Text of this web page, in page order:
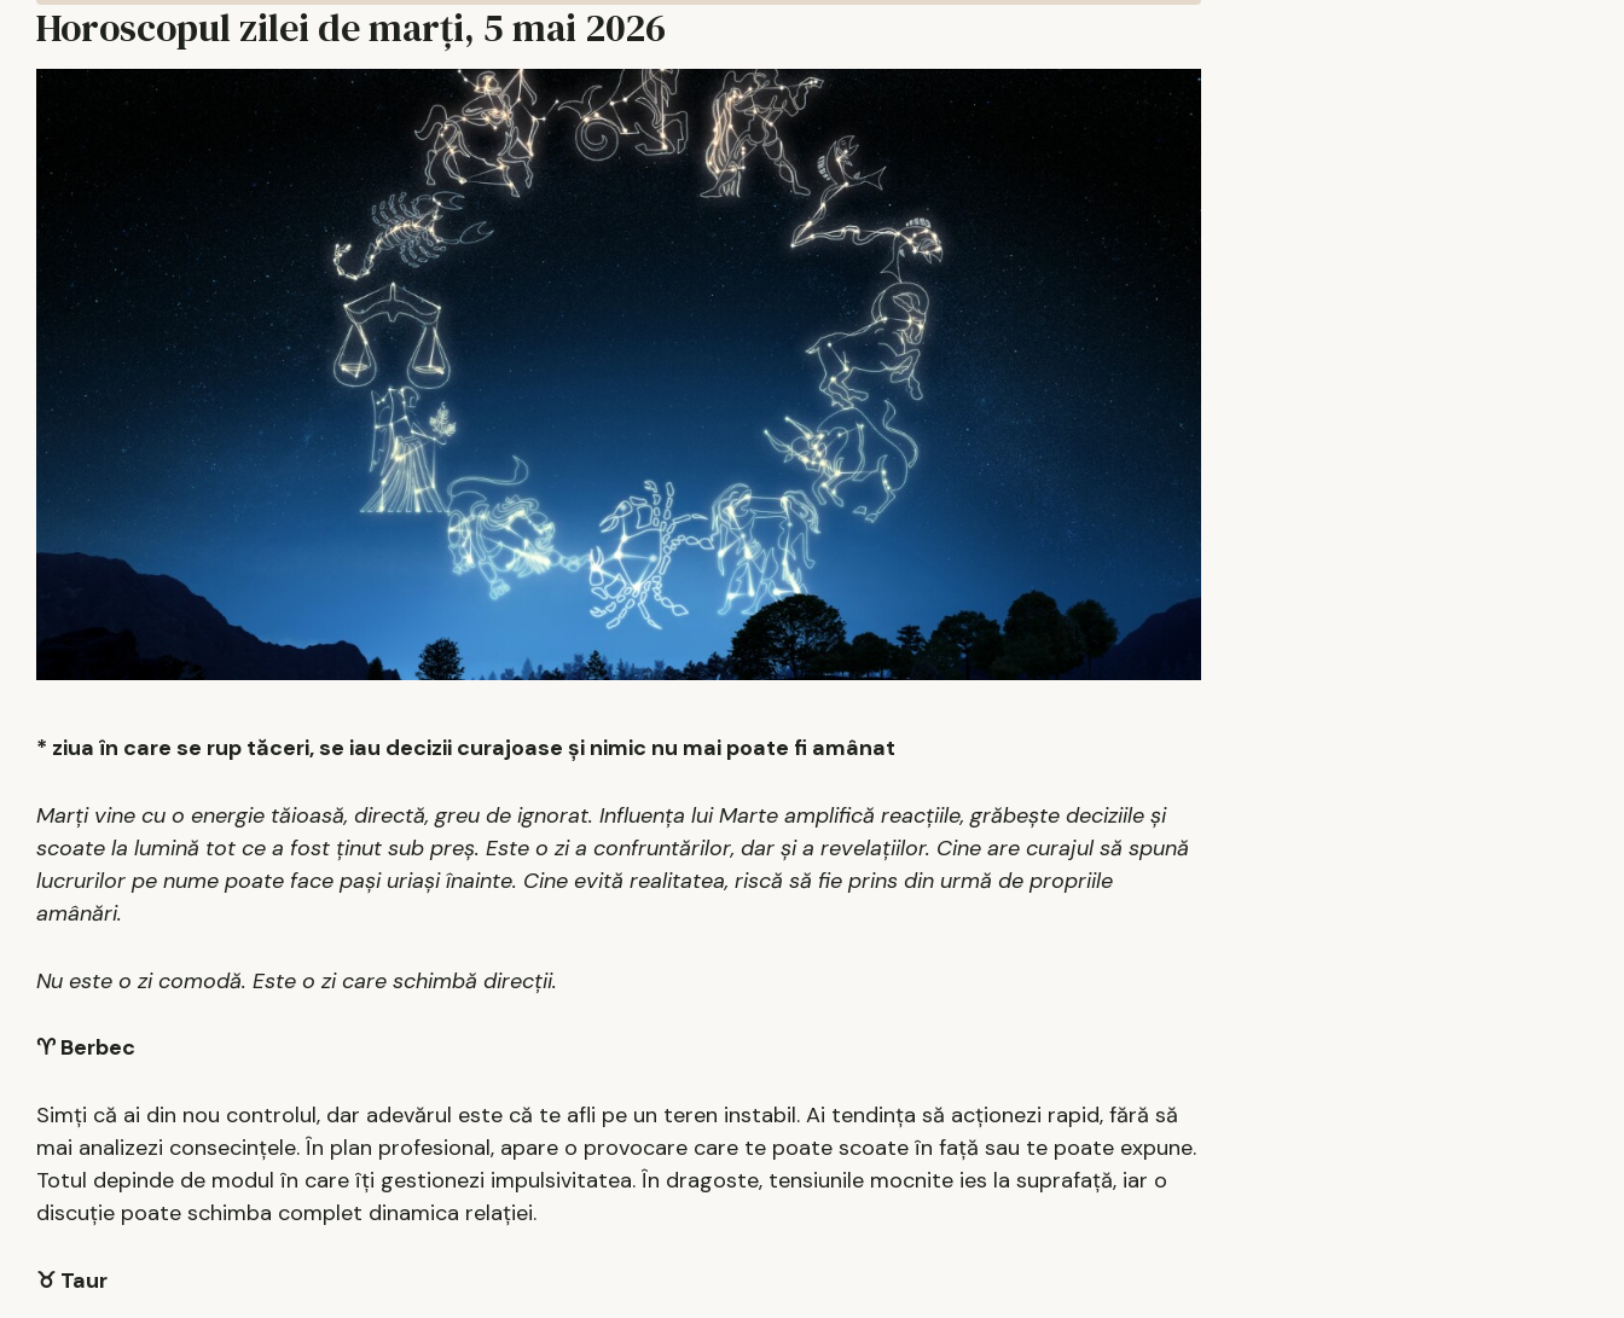
Horoscopul zilei de marți, 5 mai 2026
* ziua în care se rup tăceri, se iau decizii curajoase și nimic nu mai poate fi amânat
Marți vine cu o energie tăioasă, directă, greu de ignorat. Influența lui Marte amplifică reacțiile, grăbește deciziile și
scoate la lumină tot ce a fost ținut sub preș. Este o zi a confruntărilor, dar și a revelațiilor. Cine are curajul să spună
lucrurilor pe nume poate face pași uriași înainte. Cine evită realitatea, riscă să fie prins din urmă de propriile
amânări.
Nu este o zi comodă. Este o zi care schimbă direcții.
♈ Berbec
Simți că ai din nou controlul, dar adevărul este că te afli pe un teren instabil. Ai tendința să acționezi rapid, fără să
mai analizezi consecințele. În plan profesional, apare o provocare care te poate scoate în față sau te poate expune.
Totul depinde de modul în care îți gestionezi impulsivitatea. În dragoste, tensiunile mocnite ies la suprafață, iar o
discuție poate schimba complet dinamica relației.
♉ Taur